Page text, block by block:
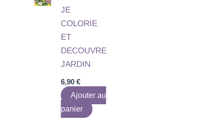
JE
COLORIE
ET
DECOUVRE
JARDIN
6,90€
Ajouter au
panier